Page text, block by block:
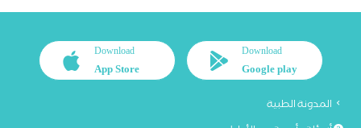
Download
Google play
Download
App Store
المدونة الطبية